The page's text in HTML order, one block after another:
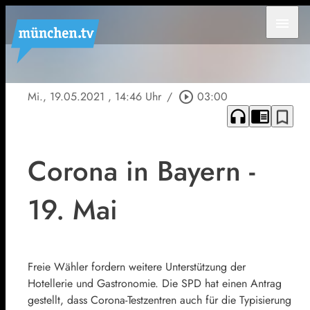
Mi., 19.05.2021 , 14:46 Uhr / play_circle_outline 03:00
headphones chrome_reader_mode bookmark_border
Corona in Bayern -
19. Mai
Freie Wähler fordern weitere Unterstützung der
Hotellerie und Gastronomie. Die SPD hat einen Antrag
gestellt, dass Corona-Testzentren auch für die Typisierung